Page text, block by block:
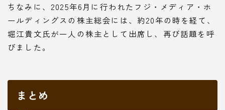
ちなみに、2025年6月に行われたフジ・メディア・ホ
ールディングスの株主総会には、約20年の時を経て、
堀江貴文氏が一人の株主として出席し、再び話題を呼
びました。
まとめ